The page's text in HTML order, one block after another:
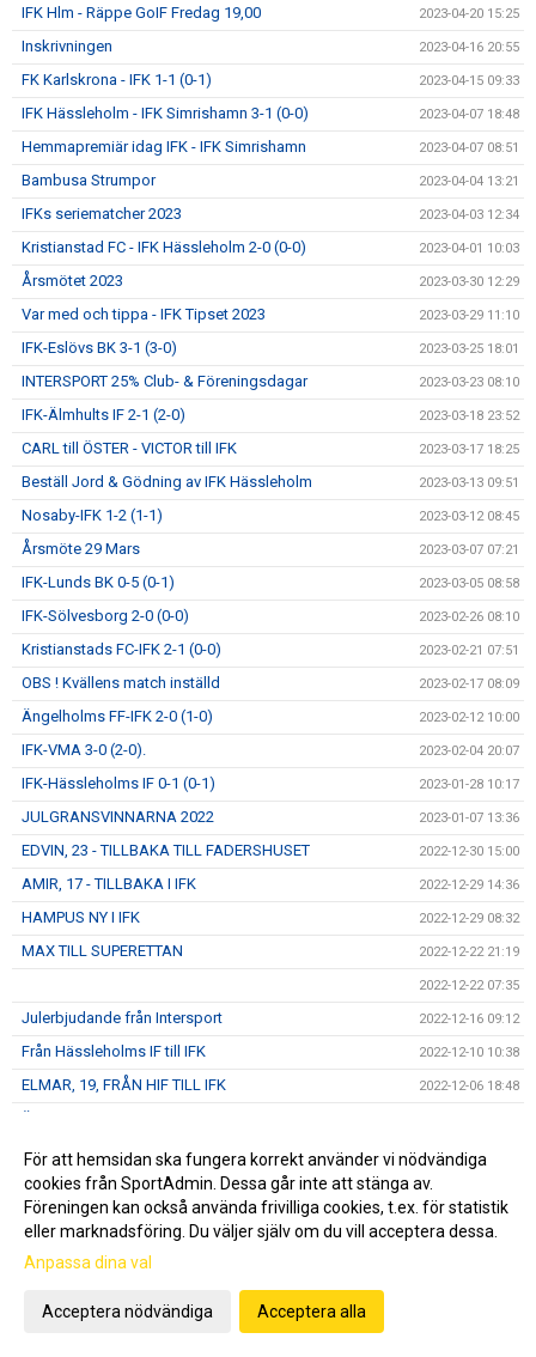
IFK Hlm - Räppe GoIF Fredag 19,00 2023-04-20 15:25
Inskrivningen 2023-04-16 20:55
FK Karlskrona - IFK 1-1 (0-1) 2023-04-15 09:33
IFK Hässleholm - IFK Simrishamn 3-1 (0-0) 2023-04-07 18:48
Hemmapremiär idag IFK - IFK Simrishamn 2023-04-07 08:51
Bambusa Strumpor 2023-04-04 13:21
IFKs seriematcher 2023 2023-04-03 12:34
Kristianstad FC - IFK Hässleholm 2-0 (0-0) 2023-04-01 10:03
Årsmötet 2023 2023-03-30 12:29
Var med och tippa - IFK Tipset 2023 2023-03-29 11:10
IFK-Eslövs BK 3-1 (3-0) 2023-03-25 18:01
INTERSPORT 25% Club- & Föreningsdagar 2023-03-23 08:10
IFK-Älmhults IF 2-1 (2-0) 2023-03-18 23:52
CARL till ÖSTER - VICTOR till IFK 2023-03-17 18:25
Beställ Jord & Gödning av IFK Hässleholm 2023-03-13 09:51
Nosaby-IFK 1-2 (1-1) 2023-03-12 08:45
Årsmöte 29 Mars 2023-03-07 07:21
IFK-Lunds BK 0-5 (0-1) 2023-03-05 08:58
IFK-Sölvesborg 2-0 (0-0) 2023-02-26 08:10
Kristianstads FC-IFK 2-1 (0-0) 2023-02-21 07:51
OBS ! Kvällens match inställd 2023-02-17 08:09
Ängelholms FF-IFK 2-0 (1-0) 2023-02-12 10:00
IFK-VMA 3-0 (2-0). 2023-02-04 20:07
IFK-Hässleholms IF 0-1 (0-1) 2023-01-28 10:17
JULGRANSVINNARNA 2022 2023-01-07 13:36
EDVIN, 23 - TILLBAKA TILL FADERSHUSET 2022-12-30 15:00
AMIR, 17 - TILLBAKA I IFK 2022-12-29 14:36
HAMPUS NY I IFK 2022-12-29 08:32
MAX TILL SUPERETTAN 2022-12-22 21:19
2022-12-22 07:35
Julerbjudande från Intersport 2022-12-16 09:12
Från Hässleholms IF till IFK 2022-12-10 10:38
ELMAR, 19, FRÅN HIF TILL IFK 2022-12-06 18:48
Otroligt ! 4 MATCHER - 4 RÄTT 2022-11-28 08:02
IFK:aren äntligen ute ! 2022-11-24 21:30
Black Week har startat - stöd IFK Hässleholm
Ny ledarstab för U19
Akademiträning
För att hemsidan ska fungera korrekt använder vi nödvändiga
cookies från SportAdmin. Dessa går inte att stänga av.
Föreningen kan också använda frivilliga cookies, t.ex. för statistik
eller marknadsföring. Du väljer själv om du vill acceptera dessa.
Anpassa dina val
Acceptera nödvändiga Acceptera alla